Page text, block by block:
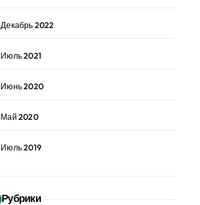
Декабрь 2022
Июль 2021
Июнь 2020
Май 2020
Июль 2019
Рубрики